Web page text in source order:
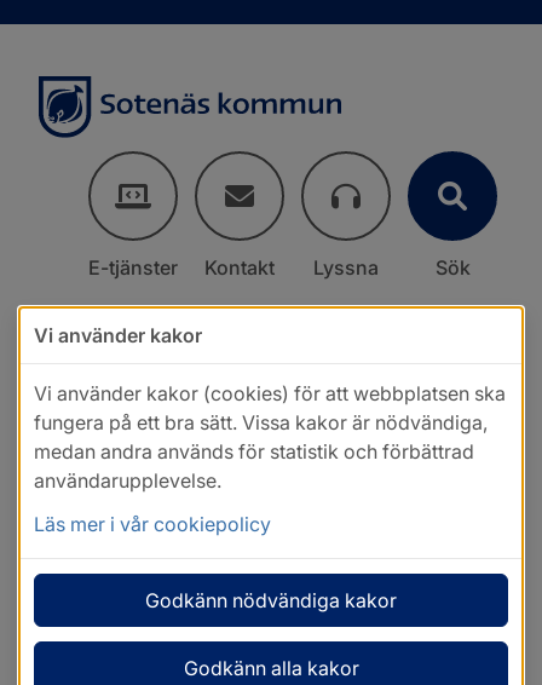
E-tjänster Kontakt Lyssna Sök
Vi använder kakor
Vi använder kakor (cookies) för att webbplatsen ska
fungera på ett bra sätt. Vissa kakor är nödvändiga,
medan andra används för statistik och förbättrad
användarupplevelse.
Läs mer i vår cookiepolicy
Godkänn nödvändiga kakor
Godkänn alla kakor